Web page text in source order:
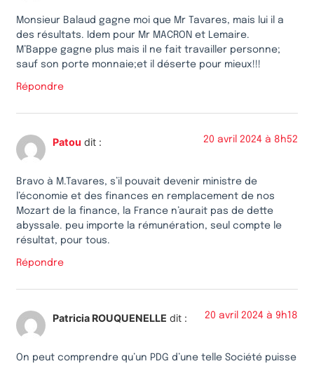
Monsieur Balaud gagne moi que Mr Tavares, mais lui il a
des résultats. Idem pour Mr MACRON et Lemaire.
M’Bappe gagne plus mais il ne fait travailler personne;
sauf son porte monnaie;et il déserte pour mieux!!!
Répondre
Patou dit : 20 avril 2024 à 8h52
Bravo à M.Tavares, s’il pouvait devenir ministre de
l’économie et des finances en remplacement de nos
Mozart de la finance, la France n’aurait pas de dette
abyssale. peu importe la rémunération, seul compte le
résultat, pour tous.
Répondre
Patricia ROUQUENELLE dit : 20 avril 2024 à 9h18
On peut comprendre qu’un PDG d’une telle Société puisse